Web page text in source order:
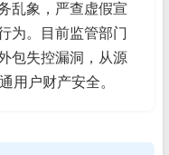
乱象，严查虚假宣
为。目前监管部门
包失控漏洞，从源
用户财产安全。